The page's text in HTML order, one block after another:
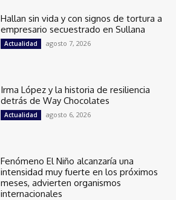
Hallan sin vida y con signos de tortura a
empresario secuestrado en Sullana
Actualidad agosto 7, 2026
Irma López y la historia de resiliencia
detrás de Way Chocolates
Actualidad agosto 6, 2026
Fenómeno El Niño alcanzaría una
intensidad muy fuerte en los próximos
meses, advierten organismos
internacionales